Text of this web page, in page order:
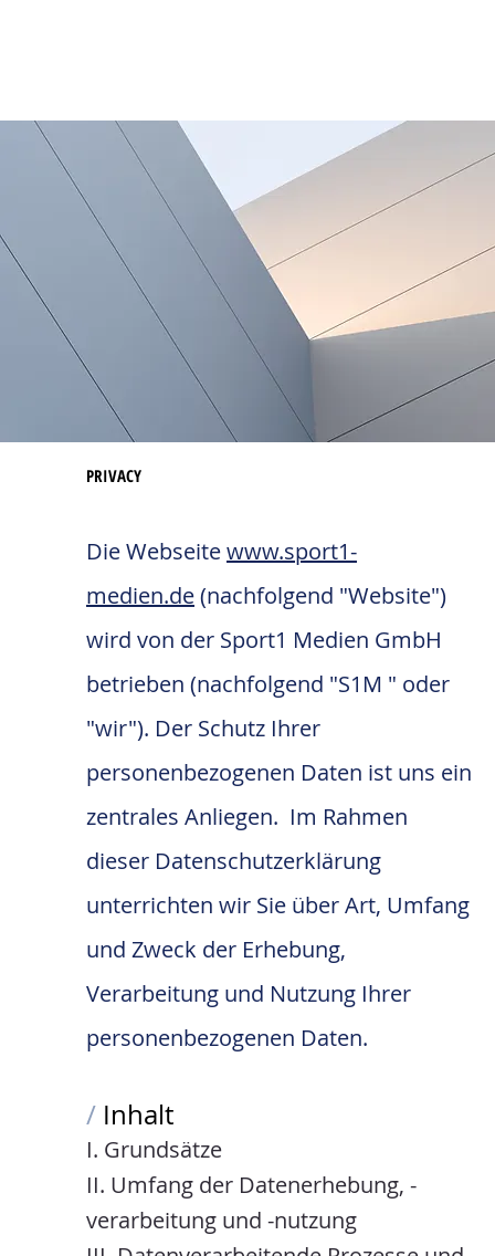
PRIVACY
Die Webseitewww.sport1-
medien.de(nachfolgend "Website")
wird von der Sport1 Medien GmbH
betrieben (nachfolgend "S1M " oder
"wir"). Der Schutz Ihrer
personenbezogenen Daten ist uns ein
zentrales Anliegen. Im Rahmen
dieser Datenschutzerklärung
unterrichten wir Sie über Art, Umfang
und Zweck der Erhebung,
Verarbeitung und Nutzung Ihrer
personenbezogenen Daten.
/ Inhalt
I. Grundsätze
II. Umfang der Datenerhebung, -
verarbeitung und -nutzung